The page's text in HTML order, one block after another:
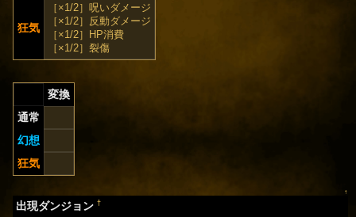
狂気
［×1/2］呪いダメージ
［×1/2］反動ダメージ
［×1/2］HP消費
［×1/2］裂傷
変換
通常
幻想
狂気
↑
出現ダンジョン†